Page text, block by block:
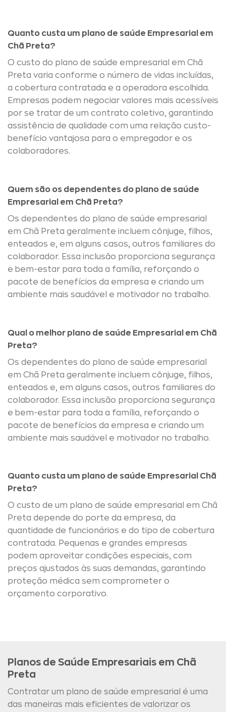
Quanto custa um plano de saúde Empresarial em
Chã Preta?
O custo do plano de saúde empresarial em Chã
Preta varia conforme o número de vidas incluídas,
a cobertura contratada e a operadora escolhida.
Empresas podem negociar valores mais acessíveis
por se tratar de um contrato coletivo, garantindo
assistência de qualidade com uma relação custo-
benefício vantajosa para o empregador e os
colaboradores.
Quem são os dependentes do plano de saúde
Empresarial em Chã Preta?
Os dependentes do plano de saúde empresarial
em Chã Preta geralmente incluem cônjuge, filhos,
enteados e, em alguns casos, outros familiares do
colaborador. Essa inclusão proporciona segurança
e bem-estar para toda a família, reforçando o
pacote de benefícios da empresa e criando um
ambiente mais saudável e motivador no trabalho.
Qual o melhor plano de saúde Empresarial em Chã
Preta?
Os dependentes do plano de saúde empresarial
em Chã Preta geralmente incluem cônjuge, filhos,
enteados e, em alguns casos, outros familiares do
colaborador. Essa inclusão proporciona segurança
e bem-estar para toda a família, reforçando o
pacote de benefícios da empresa e criando um
ambiente mais saudável e motivador no trabalho.
Quanto custa um plano de saúde Empresarial Chã
Preta?
O custo de um plano de saúde empresarial em Chã
Preta depende do porte da empresa, da
quantidade de funcionários e do tipo de cobertura
contratada. Pequenas e grandes empresas
podem aproveitar condições especiais, com
preços ajustados às suas demandas, garantindo
proteção médica sem comprometer o
orçamento corporativo.
Planos de Saúde Empresariais em Chã
Preta
Contratar um plano de saúde empresarial é uma
das maneiras mais eficientes de valorizar os